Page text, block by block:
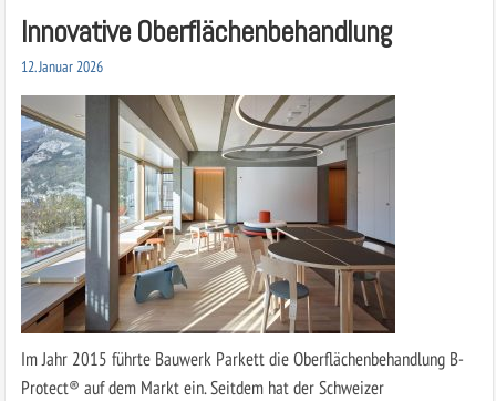
Innovative Oberflächenbehandlung
12. Januar 2026
Im Jahr 2015 führte Bauwerk Parkett die Oberflächenbehandlung B-
Protect® auf dem Markt ein. Seitdem hat der Schweizer